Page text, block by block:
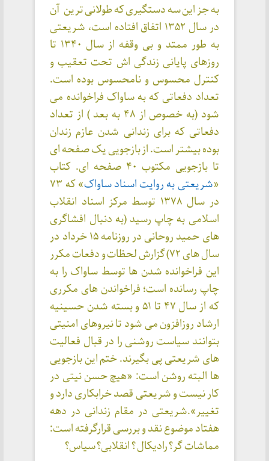
به جز این سه دستگیری که طولانی ترین آن
در سال ۱۳۵۲ اتفاق افتاده است، شریعتی
به طور ممتد و بی وقفه از سال ۱۳۴۰ تا
روزهای پایانی زندگی اش تحت تعقیب و
کنترل محسوس و نامحسوس بوده است.
تعداد دفعاتی که به ساواک فراخوانده می
شود (به خصوص از ۴۸ به بعد ) از تعداد
دفعاتی که برای زندانی شدن عازم زندان
بوده بیشتر است. از بازجویی یک صفحه ای
تا بازجویی مکتوب ۴۰ صفحه ای. کتاب
«شریعتی به روایت اسناد ساواک
» که ۷۳
در سال ۱۳۷۸ توسط مرکز اسناد انقلاب
اسلامی به چاپ رسید (به دنبال افشاگری
های حمید روحانی در روزنامه ۱۵ خرداد در
سال های ۷۲) گزارش لحظات و دفعات مکرر
این فراخوانده شدن ها توسط ساواک را به
چاپ رسانده است؛ فراخواندن های مکرری
که از سال ۴۷ تا ۵۱ و بسته شدن حسینیه
ارشاد روزافزون می شود تا نیروهای امنیتی
بتوانند سیاست روشنی را در قبال فعالیت
های شریعتی پی بگیرند. ختم این بازجویی
ها البته روشن است: «هیچ حسن نیتی در
کار نیست و شریعتی قصد خرابکاری دارد و
تغییر».شریعتی در مقام زندانی در دهه
هفتاد موضوع نقد و بررسی قرارگرفته است:
مماشات گر؟ رادیکال ؟ انقلابی؟ سیاس؟